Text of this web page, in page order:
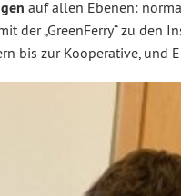
auf allen Ebenen:
der „GreenFerry“ zu
bis zur Kooperative,